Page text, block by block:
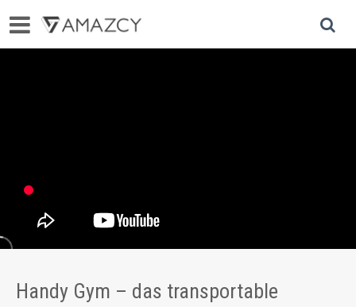
Handy Gym – das transportable